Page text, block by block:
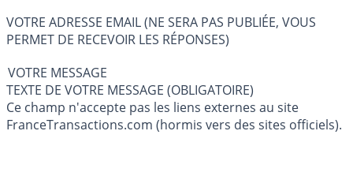
VOTRE ADRESSE EMAIL (NE SERA PAS PUBLIÉE, VOUS
PERMET DE RECEVOIR LES RÉPONSES)
VOTRE MESSAGE
TEXTE DE VOTRE MESSAGE (OBLIGATOIRE)
Ce champ n'accepte pas les liens externes au site
FranceTransactions.com (hormis vers des sites officiels).